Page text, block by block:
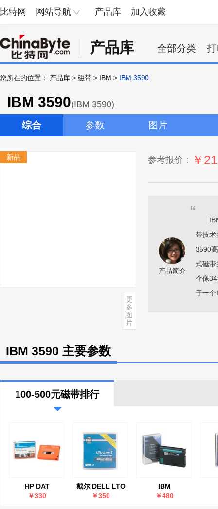
比特网 网站导航 产品库 加入收藏
产品库 全部分类
您所在的位置： 产品库 > 磁带 > IBM > IBM 3590
IBM 3590(IBM 3590)
综合 参数 图片
新品
更
多
图
片
参考报价： ￥
产品简介
“
IBM
带技术
3590
式磁带
个像
于一个
IBM 3590 主要参数
100-500元磁带排行
HP DAT
320(Q2039A)
￥330
戴尔 DELL LTO
Ultrium 3 400GB-
￥350
IBM
VXA(24R2138)
￥480